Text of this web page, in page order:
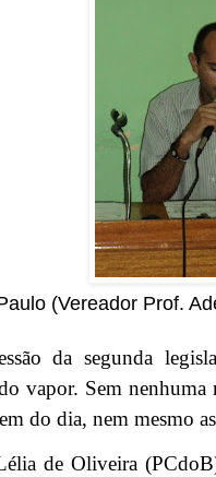
(Vereador Prof.
da segunda
vapor. Sem nenhuma
do dia, nem mesmo
de Oliveira